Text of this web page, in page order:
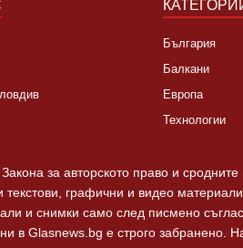
България
Балкани
Европа
Технологии
за авторското право и
графични и видео
и снимки само след писмено
в Glasnews.bg е строго забранено.